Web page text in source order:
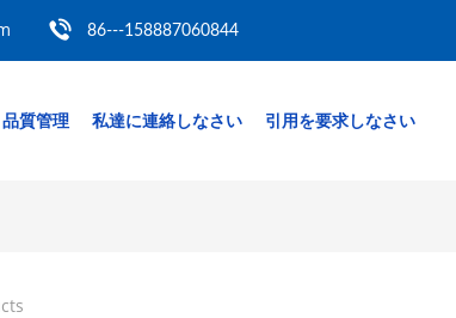
86---158887060844
品質管理 私達に連絡しなさい 引用を要求しなさい